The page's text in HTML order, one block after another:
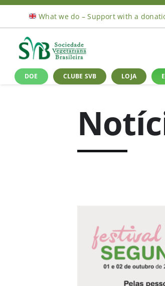
Ir
conteúdo
What we do – Support with a
DOE CLUBE SVB LOJA